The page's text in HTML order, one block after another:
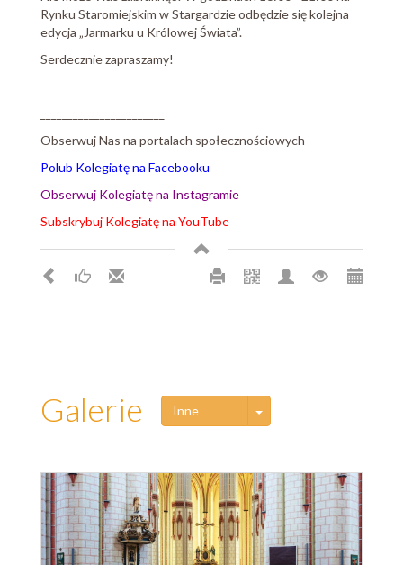
Rynku Staromiejskim w Stargardzie odbędzie się kolejna
edycja „Jarmarku u Królowej Świata”.
Serdecznie zapraszamy!
Obserwuj Nas na portalach społecznościowych
Polub Kolegiatę na Facebooku
Obserwuj Kolegiatę na Instagramie
Subskrybuj Kolegiatę na YouTube
Galerie Inne Toggle Dropdown